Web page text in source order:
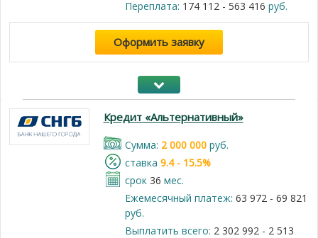
Переплата: 174 112 - 563 416 руб.
Оформить заявку
Кредит «Альтернативный»
Cумма: 2 000 000руб.
cтавка 9.4 - 15.5%
срок 36 мес.
Ежемесячный платеж: 63 972 - 69 821
руб.
Выплатить всего: 2 302 992 - 2 513